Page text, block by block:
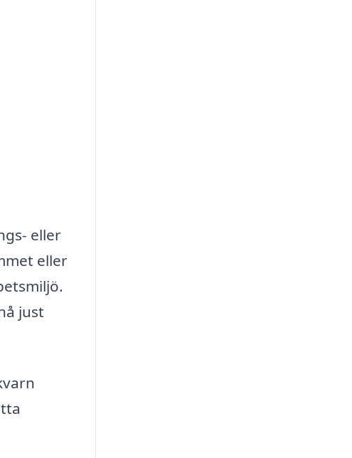
eller
eller
just